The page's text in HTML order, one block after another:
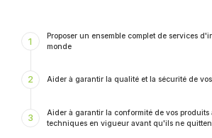
1
⁠Proposer un ensemble complet de services
monde
2 Aider à garantir la qualité et la sécurité de
3
⁠Aider à garantir la conformité de vos produits
techniques en vigueur avant qu'ils ne